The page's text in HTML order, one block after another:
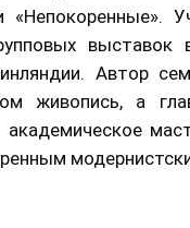
Автор
живопись, а
академическое